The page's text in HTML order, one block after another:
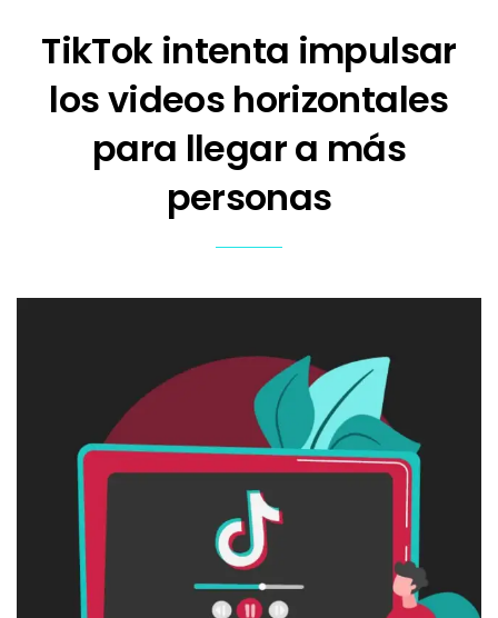
TikTok intenta impulsar
los videos horizontales
para llegar a más
personas